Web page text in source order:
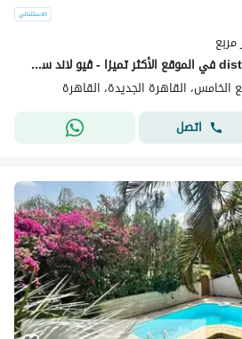
تاون هاوس للبيع في district 5 في الموقع الأكثر تميزا - ڤيو لاند سكيب جهه بحري مباني بحديقة خاصة - استلام فوري -
اتصل